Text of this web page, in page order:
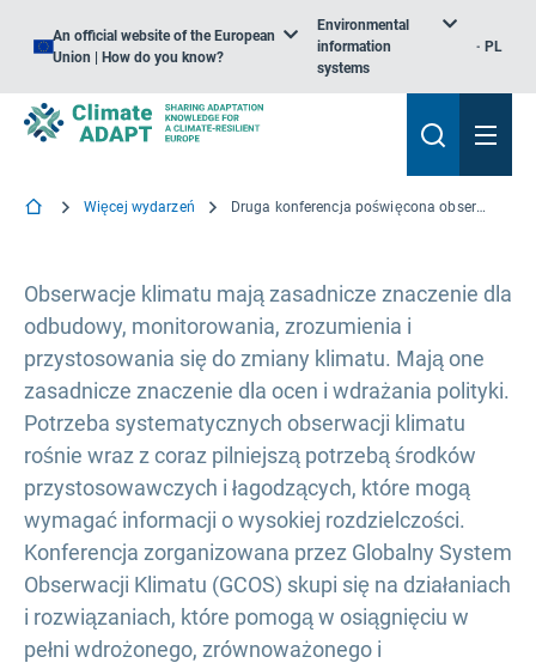
An official website of the European
Union | How do you know?
Environmental
information
systems
PL
Więcej wydarzeń Druga konferencja poświęcona obserwacji klimatu
Obserwacje klimatu mają zasadnicze znaczenie dla
odbudowy, monitorowania, zrozumienia i
przystosowania się do zmiany klimatu. Mają one
zasadnicze znaczenie dla ocen i wdrażania polityki.
Potrzeba systematycznych obserwacji klimatu
rośnie wraz z coraz pilniejszą potrzebą środków
przystosowawczych i łagodzących, które mogą
wymagać informacji o wysokiej rozdzielczości.
Konferencja zorganizowana przez Globalny System
Obserwacji Klimatu (GCOS) skupi się na działaniach
i rozwiązaniach, które pomogą w osiągnięciu w
pełni wdrożonego, zrównoważonego i